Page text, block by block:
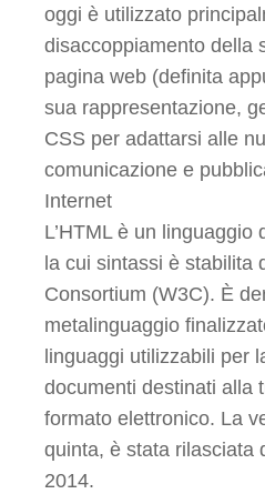
oggi è utilizzato
disaccoppiamento della
pagina web (definita
sua rappresentazione,
CSS per adattarsi alle
comunicazione e
Internet
L’HTML è un linguaggio
la cui sintassi è stabilita
Consortium (W3C). È
metalinguaggio
linguaggi utilizzabili per
documenti destinati alla
formato elettronico. La
quinta, è stata rilasciata
2014.